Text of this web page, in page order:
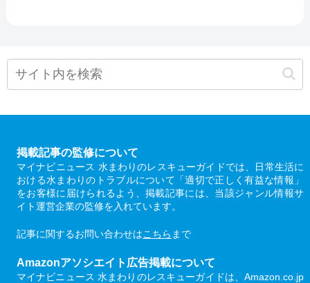
掲載記事の監修について
マイナビニュース 水まわりのレスキューガイドでは、日常生活に
おける水まわりのトラブルについて「適切で正しく有益な情報」
をお客様に届けられるよう、掲載記事には、当該ジャンル情報サ
イト運営企業の監修を入れています。
記事に関するお問い合わせはこちら まで
Amazonアソシエイト広告掲載について
マイナビニュース 水まわりのレスキューガイドは、Amazon.co.jp